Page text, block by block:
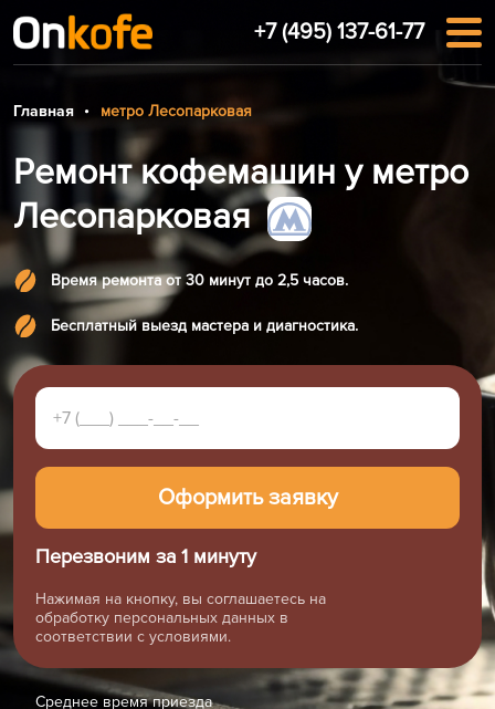
+7 (495) 137-61-77
Главная метро Лесопарковая
Ремонт кофемашин у метро
Лесопарковая
Время ремонта от 30 минут до 2,5 часов.
Бесплатный выезд мастера и диагностика.
Перезвоним за 1 минуту
Нажимая на кнопку, вы соглашаетесь на
обработку персональных данных в
соответствии с условиями.
Cреднее время приезда